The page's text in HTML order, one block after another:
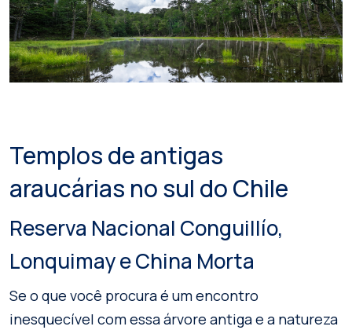
Templos de antigas
araucárias no sul do Chile
Reserva Nacional Conguillío,
Lonquimay e China Morta
Se o que você procura é um encontro
inesquecível com essa árvore antiga e a natureza